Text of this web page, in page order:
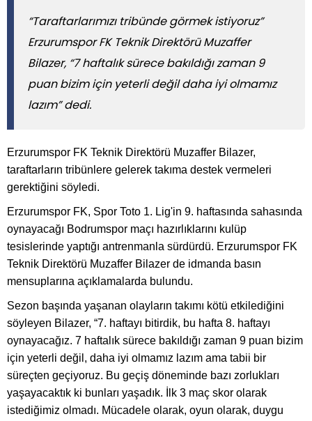
“Taraftarlarımızı tribünde görmek istiyoruz”
Erzurumspor FK Teknik Direktörü Muzaffer
Bilazer, “7 haftalık sürece bakıldığı zaman 9
puan bizim için yeterli değil daha iyi olmamız
lazım” dedi.
Erzurumspor FK Teknik Direktörü Muzaffer Bilazer,
taraftarların tribünlere gelerek takıma destek vermeleri
gerektiğini söyledi.
Erzurumspor FK, Spor Toto 1. Lig'in 9. haftasında sahasında
oynayacağı Bodrumspor maçı hazırlıklarını kulüp
tesislerinde yaptığı antrenmanla sürdürdü. Erzurumspor FK
Teknik Direktörü Muzaffer Bilazer de idmanda basın
mensuplarına açıklamalarda bulundu.
Sezon başında yaşanan olayların takımı kötü etkilediğini
söyleyen Bilazer, “7. haftayı bitirdik, bu hafta 8. haftayı
oynayacağız. 7 haftalık sürece bakıldığı zaman 9 puan bizim
için yeterli değil, daha iyi olmamız lazım ama tabii bir
süreçten geçiyoruz. Bu geçiş döneminde bazı zorlukları
yaşayacaktık ki bunları yaşadık. İlk 3 maç skor olarak
istediğimiz olmadı. Mücadele olarak, oyun olarak, duygu